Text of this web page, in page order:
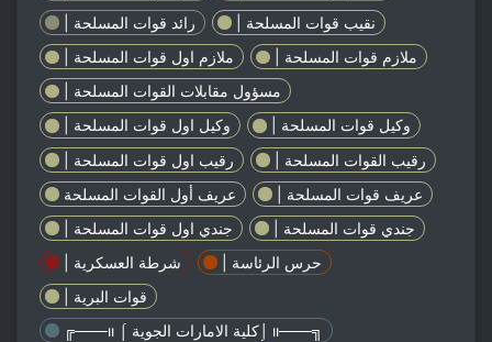
| رائد قوات المسلحة
| نقيب قوات المسلحة
| ملازم اول قوات المسلحة
| ملازم قوات المسلحة
| مسؤول مقابلات القوات المسلحة
| وكيل اول قوات المسلحة
| وكيل قوات المسلحة
| رقيب اول قوات المسلحة
| رقيب القوات المسلحة
عريف أول القوات المسلحة
| عريف قوات المسلحة
| جندي اول قوات المسلحة
| جندي قوات المسلحة
| شرطة العسكرية
| حرس الرئاسة
| قوات البرية
╔───ıı ⌠ كلية الامارات الجوية⌡ ıı───╗